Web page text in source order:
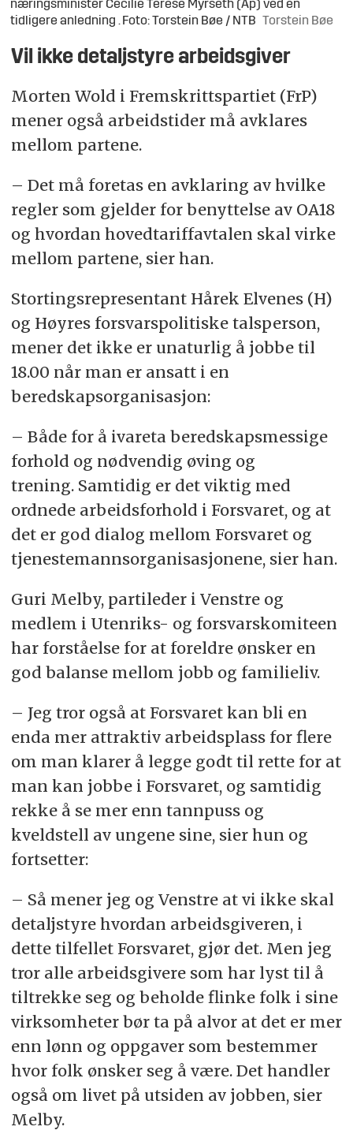
næringsminister Cecilie Terese Myrseth (Ap) ved en
tidligere anledning . Foto: Torstein Bøe / NTB
Torstein Bøe
Vil ikke detaljstyre arbeidsgiver
Morten Wold i Fremskrittspartiet (FrP)
mener også arbeidstider må avklares
mellom partene.
– Det må foretas en avklaring av hvilke
regler som gjelder for benyttelse av OA18
og hvordan hovedtariffavtalen skal virke
mellom partene, sier han.
Stortingsrepresentant Hårek Elvenes (H)
og Høyres forsvarspolitiske talsperson,
mener det ikke er unaturlig å jobbe til
18.00 når man er ansatt i en
beredskapsorganisasjon:
– Både for å ivareta beredskapsmessige
forhold og nødvendig øving og
trening. Samtidig er det viktig med
ordnede arbeidsforhold i Forsvaret, og at
det er god dialog mellom Forsvaret og
tjenestemannsorganisasjonene, sier han.
Guri Melby, partileder i Venstre og
medlem i Utenriks- og forsvarskomiteen
har forståelse for at foreldre ønsker en
god balanse mellom jobb og familieliv.
– Jeg tror også at Forsvaret kan bli en
enda mer attraktiv arbeidsplass for flere
om man klarer å legge godt til rette for at
man kan jobbe i Forsvaret, og samtidig
rekke å se mer enn tannpuss og
kveldstell av ungene sine, sier hun og
fortsetter:
– Så mener jeg og Venstre at vi ikke skal
detaljstyre hvordan arbeidsgiveren, i
dette tilfellet Forsvaret, gjør det. Men jeg
tror alle arbeidsgivere som har lyst til å
tiltrekke seg og beholde flinke folk i sine
virksomheter bør ta på alvor at det er mer
enn lønn og oppgaver som bestemmer
hvor folk ønsker seg å være. Det handler
også om livet på utsiden av jobben, sier
Melby.